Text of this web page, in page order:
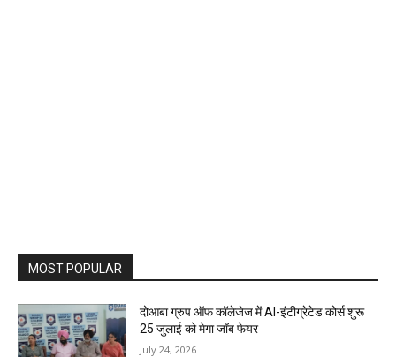
MOST POPULAR
दोआबा ग्रुप ऑफ कॉलेजेज में AI-इंटीग्रेटेड कोर्स शुरू
25 जुलाई को मेगा जॉब फेयर
July 24, 2026